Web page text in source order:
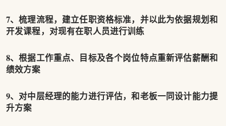
7、梳理流程，建立任职资格标准，并以此为依据规划和
开发课程，对现有在职人员进行训练
8、根据工作重点、目标及各个岗位特点重新评估薪酬和
绩效方案
9、对中层经理的能力进行评估，和老板一同设计能力提
升方案